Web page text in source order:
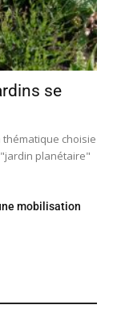
se
thématique choisie
planétaire"
mobilisation